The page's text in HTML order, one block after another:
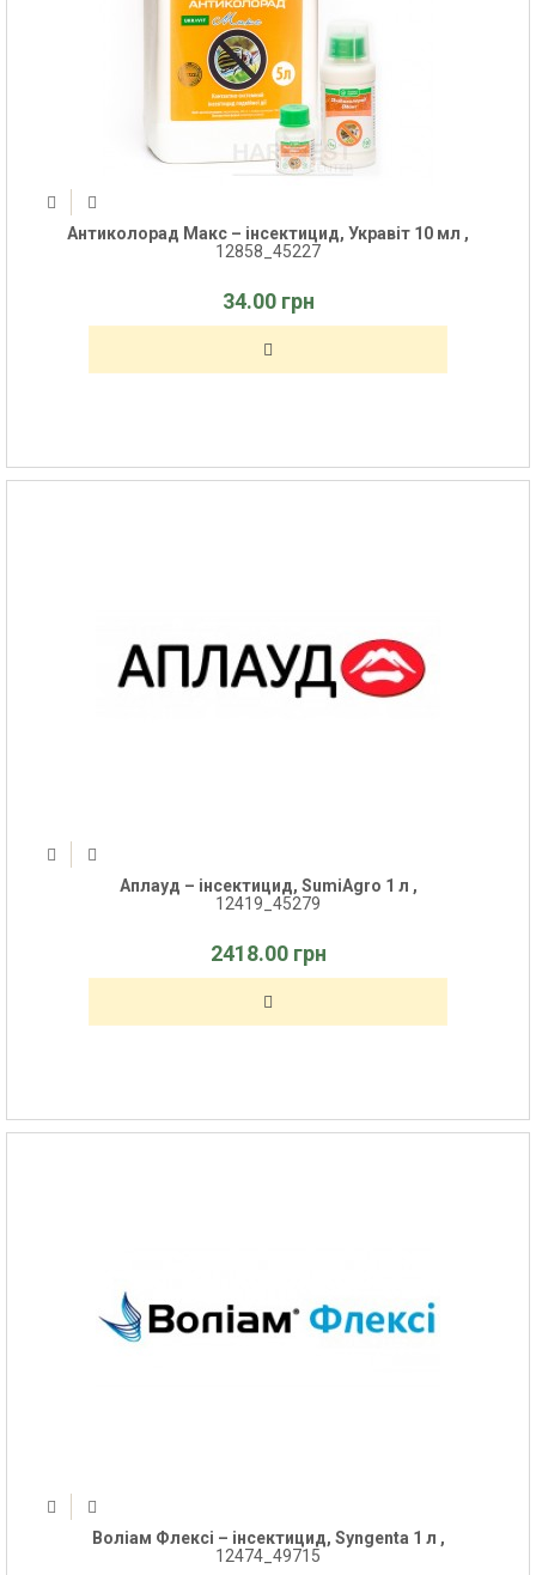
Антиколорад Макс – інсектицид, Укравіт 10 мл ,
12858_45227
34.00 грн
Аплауд – інсектицид, SumiAgro 1 л ,
12419_45279
2418.00 грн
Воліам Флексі – інсектицид, Syngenta 1 л ,
12474_49715